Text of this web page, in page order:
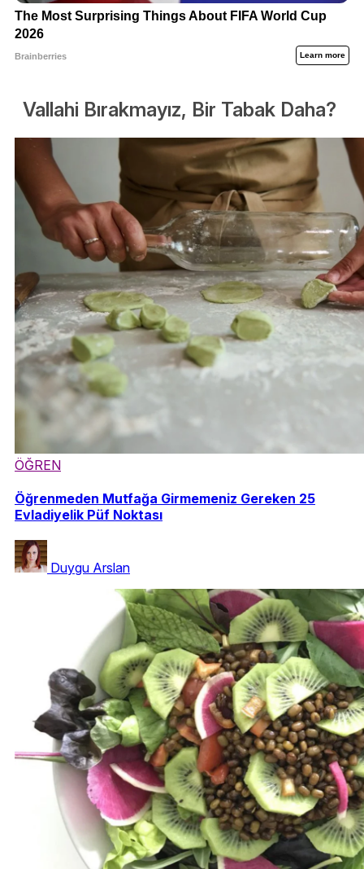
Vallahi Bırakmayız, Bir Tabak Daha?
ÖĞREN
Öğrenmeden Mutfağa Girmemeniz Gereken 25
Evladiyelik Püf Noktası
Duygu Arslan